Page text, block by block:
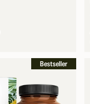
Bestseller